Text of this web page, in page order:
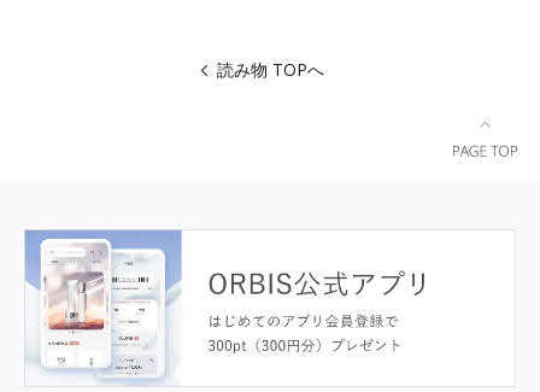
読み物 TOPへ